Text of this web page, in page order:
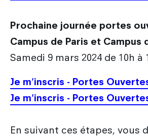
Prochaine journée portes
Campus de Paris et Campus
Samedi 9 mars 2024 de 10h à
Je m'inscris - Portes
Je m'inscris - Portes
En suivant ces étapes, vous